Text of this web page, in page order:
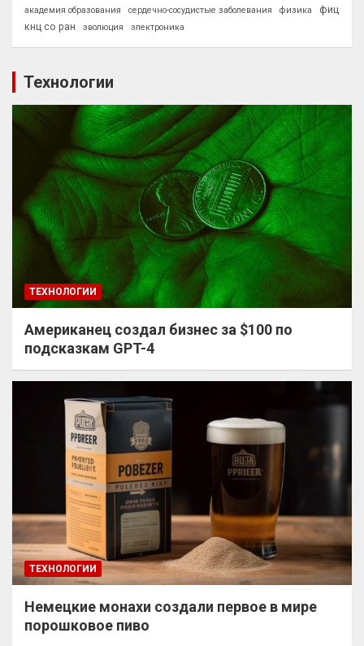
академия образования
сердечно-сосудистые заболевания физика
фиц
кнц со ран
эволюция электроника
Технологии
ТЕХНОЛОГИИ
Американец создал бизнес за $100 по
подсказкам GPT-4
ТЕХНОЛОГИИ
Немецкие монахи создали первое в мире
порошковое пиво